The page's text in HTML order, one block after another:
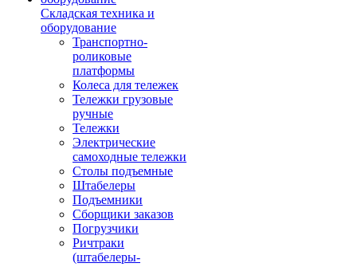
Складская техника и
оборудование
Транспортно-
роликовые
платформы
Колеса для тележек
Тележки грузовые
ручные
Тележки
Электрические
самоходные тележки
Столы подъемные
Штабелеры
Подъемники
Сборщики заказов
Погрузчики
Ричтраки
(штабелеры-